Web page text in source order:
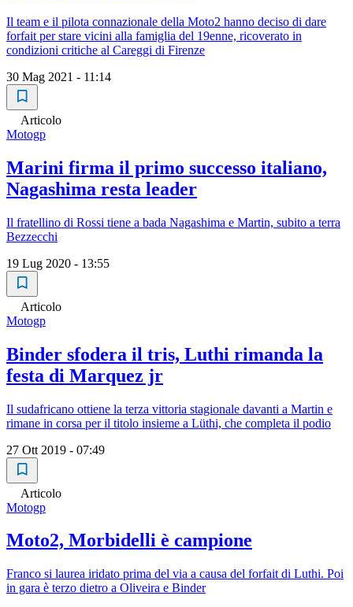
Il team e il pilota connazionale della Moto2 hanno deciso di dare
forfait per stare vicini alla famiglia del 19enne, ricoverato in
condizioni critiche al Careggi di Firenze
30 Mag 2021 - 11:14
Articolo
Motogp
Marini firma il primo successo italiano,
Nagashima resta leader
Il fratellino di Rossi tiene a bada Nagashima e Martin, subito a terra
Bezzecchi
19 Lug 2020 - 13:55
Articolo
Motogp
Binder sfodera il tris, Luthi rimanda la
festa di Marquez jr
Il sudafricano ottiene la terza vittoria stagionale davanti a Martin e
rimane in corsa per il titolo insieme a Lüthi, che completa il podio
27 Ott 2019 - 07:49
Articolo
Motogp
Moto2, Morbidelli è campione
Franco si laurea iridato prima del via a causa del forfait di Luthi. Poi
in gara è terzo dietro a Oliveira e Binder